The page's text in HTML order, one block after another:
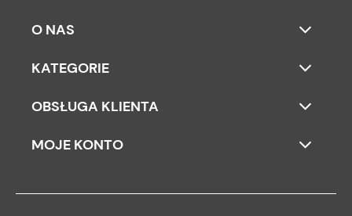
O NAS
KATEGORIE
OBSŁUGA KLIENTA
MOJE KONTO